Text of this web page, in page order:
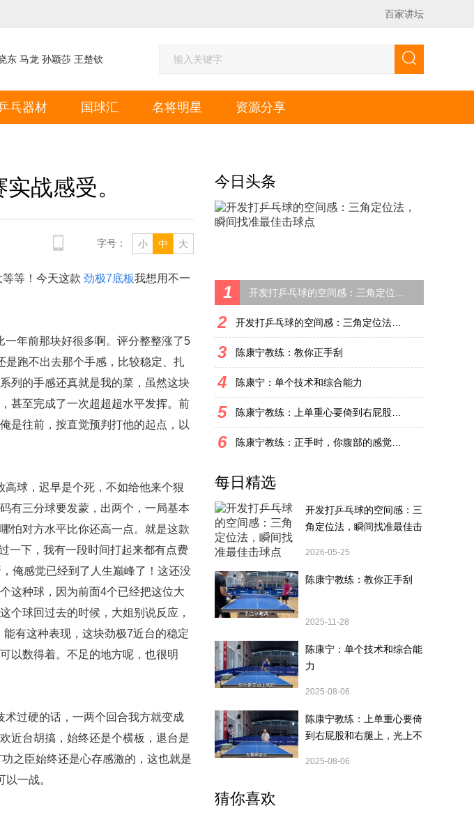
百家讲坛
东 马龙 孙颖莎 王楚钦
乓器材 国球汇 名将明星 资源分享
战感受。
小 中 大
字号：
等！今天这款 劲极7底板我想用不一
年前那块好很多啊。评分整整涨了5
跑不出去那个手感，比较稳定、扎
列的手感还真就是我的菜，虽然这块
甚至完成了一次超超超水平发挥。前
是往前，按直觉预判打他的起点，以
球，迟早是个死，不如给他来个狠
有三分球要发蒙，出两个，一局基本
怕对方水平比你还高一点。就是这款
一下，我有一段时间打起来都有点费
俺感觉已经到了人生巅峰了！这还没
这种球，因为前面4个已经把这位大
个球回过去的时候，大姐别说反应，
有这种表现，这块劲极7近台的稳定
以数得着。不足的地方呢，也很明
过硬的话，一两个回合我方就变成
近台胡搞，始终还是个横板，退台是
之臣始终还是心存感激的，这也就是
一战。
今日头条
1
2
3 陈康宁教练：教你正手刮
4 陈康宁：单个技术和综合能力
5
6
每日精选
开发打乒乓球的空间感：三
角定位法，瞬间找准最佳击
2026-05-25
陈康宁教练：教你正手刮
2025-11-28
陈康宁：单个技术和综合能
力
2025-08-06
陈康宁教练：上单重心要倚
到右屁股和右腿上，光上不
2025-08-06
猜你喜欢